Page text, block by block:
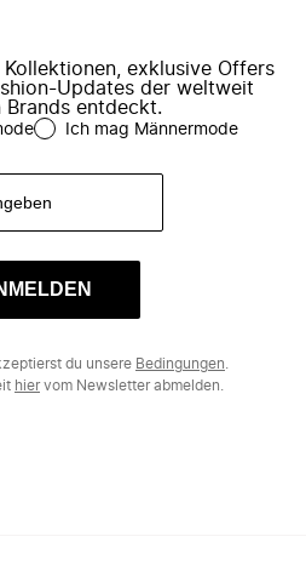
exklusive Offers
Updates der weltweit
Brands entdeckt.
Ich mag Männermode
du unsere Bedingungen
hiervom Newsletter abmelden.